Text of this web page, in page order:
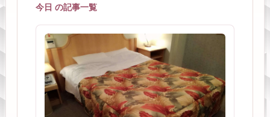
今日 の記事一覧